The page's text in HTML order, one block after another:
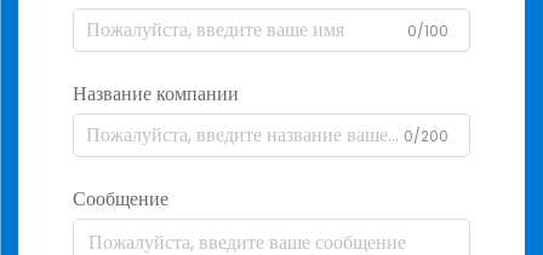
0/100
Название компании
0/200
Сообщение